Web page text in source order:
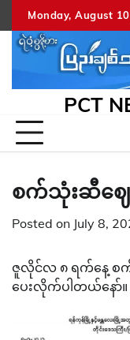
to
content
Monday, August
PCT
စက်သုံးဆီဈေ
Posted on July 8,
ဇူလိုင်လ ၈ ရက်နေ့ စ
ပေးလိုက်ပါတယ်နော်